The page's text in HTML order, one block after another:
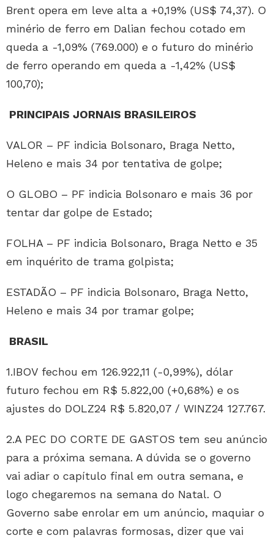
Brent opera em leve alta a +0,19% (US$ 74,37). O
minério de ferro em Dalian fechou cotado em
queda a -1,09% (769.000) e o futuro do minério
de ferro operando em queda a -1,42% (US$
100,70);
PRINCIPAIS JORNAIS BRASILEIROS
VALOR – PF indicia Bolsonaro, Braga Netto,
Heleno e mais 34 por tentativa de golpe;
O GLOBO – PF indicia Bolsonaro e mais 36 por
tentar dar golpe de Estado;
FOLHA – PF indicia Bolsonaro, Braga Netto e 35
em inquérito de trama golpista;
ESTADÃO – PF indicia Bolsonaro, Braga Netto,
Heleno e mais 34 por tramar golpe;
BRASIL
1.IBOV fechou em 126.922,11 (-0,99%), dólar
futuro fechou em R$ 5.822,00 (+0,68%) e os
ajustes do DOLZ24 R$ 5.820,07 / WINZ24 127.767.
2.A PEC DO CORTE DE GASTOS tem seu anúncio
para a próxima semana. A dúvida se o governo
vai adiar o capítulo final em outra semana, e
logo chegaremos na semana do Natal. O
Governo sabe enrolar em um anúncio, maquiar o
corte e com palavras formosas, dizer que vai